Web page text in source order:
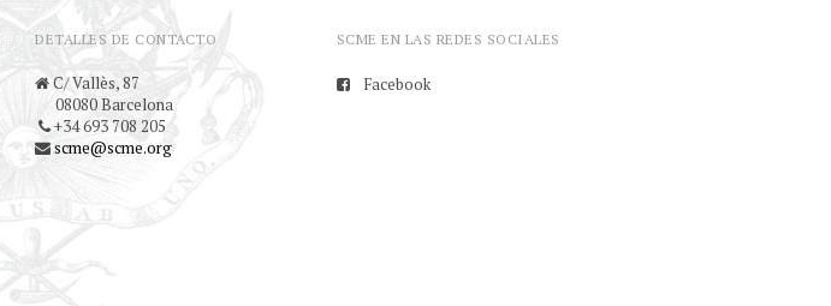
DETALLES DE CONTACTO
C/ Vallès, 87
08080 Barcelona
+34 693 708 205
scme@scme.org
SCME EN LAS REDES SOCIALES
Facebook